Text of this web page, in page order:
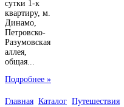
сутки 1-к
квартиру, м.
Динамо,
Петровско-
Разумовская
аллея,
общая...
Подробнее »
Главная Каталог Путешествия